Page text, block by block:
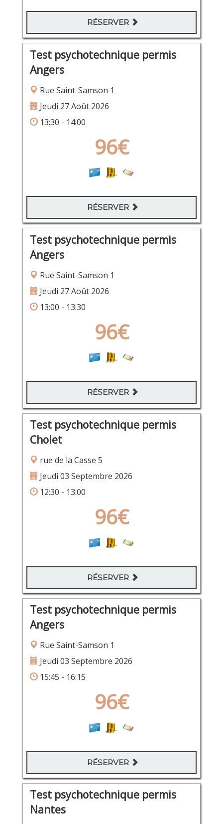
RÉSERVER
Test psychotechnique permis
Angers
Rue Saint-Samson 1
Jeudi 27 Août 2026
13:30 - 14:00
96€
RÉSERVER
Test psychotechnique permis
Angers
Rue Saint-Samson 1
Jeudi 27 Août 2026
13:00 - 13:30
96€
RÉSERVER
Test psychotechnique permis
Cholet
rue de la Casse 5
Jeudi 03 Septembre 2026
12:30 - 13:00
96€
RÉSERVER
Test psychotechnique permis
Angers
Rue Saint-Samson 1
Jeudi 03 Septembre 2026
15:45 - 16:15
96€
RÉSERVER
Test psychotechnique permis
Nantes